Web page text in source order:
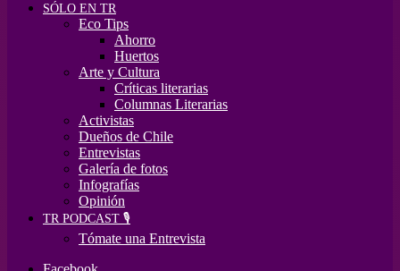
SÓLO EN TR
Eco Tips
Ahorro
Huertos
Arte y Cultura
Críticas literarias
Columnas Literarias
Activistas
Dueños de Chile
Entrevistas
Galería de fotos
Infografías
Opinión
TR PODCAST 🎙️
Tómate una Entrevista